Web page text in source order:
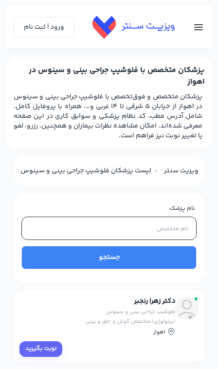
ورود | ثبت نام
پزشکان متخصص با فلوشیپ جراحی بینی و سینوس در
اهواز
پزشکان متخصص و فوق‌تخصص با فلوشیپ جراحی بینی و سینوس
در اهواز از خیابان 5 شرقی تا 14 غربی و…، همراه با پروفایل کامل،
شامل آدرس مطب، کد نظام پزشکی و سوابق کاری در این صفحه
معرفی شده‌اند. امکان مشاهده نظرات بیماران و همچنین، رزرو، لغو
یا تغییر نوبت نیز فراهم است.
ویزیت سنتر لیست پزشکان فلوشیپ جراحی بینی و سینوس
نام پزشک:
جستجو
دکتر زهرا رنجبر
فلوشیپ جراحی بینی و سینوس
(رینولوژی),متخصص گوش و حلق و بینی
اهواز
نوبت بگیرید